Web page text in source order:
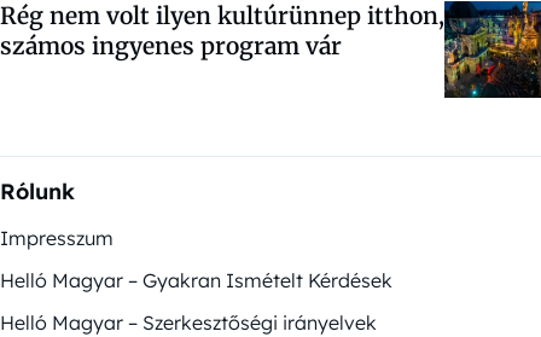
Rég nem volt ilyen kultúrünnep itthon,
számos ingyenes program vár
Rólunk
Impresszum
Helló Magyar – Gyakran Ismételt Kérdések
Helló Magyar – Szerkesztőségi irányelvek